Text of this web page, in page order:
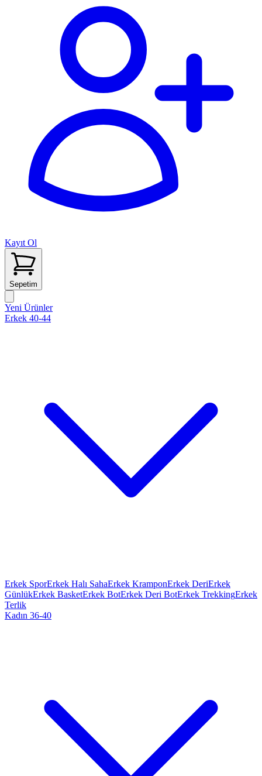
Kayıt Ol
Sepetim
Yeni Ürünler
Erkek 40-44
Erkek SporErkek Halı SahaErkek KramponErkek DeriErkek
GünlükErkek BasketErkek BotErkek Deri BotErkek TrekkingErkek
Terlik
Kadın 36-40